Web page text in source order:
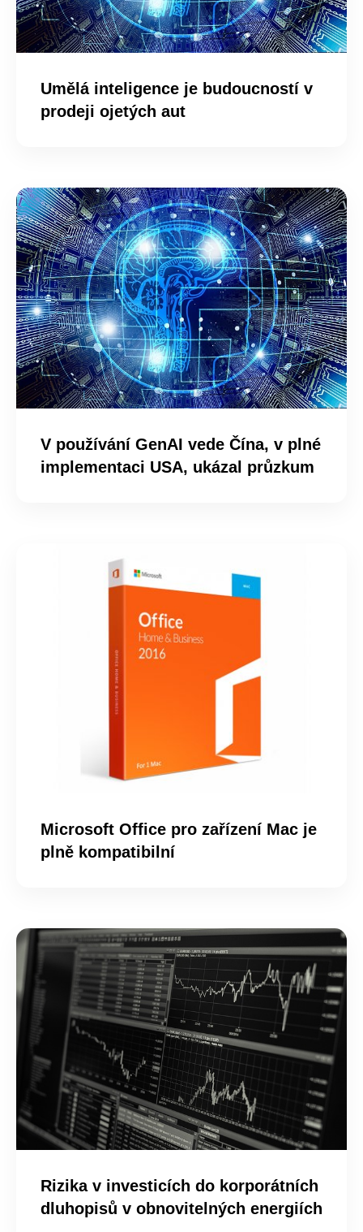
Umělá inteligence je budoucností v
prodeji ojetých aut
V používání GenAI vede Čína, v plné
implementaci USA, ukázal průzkum
Microsoft Office pro zařízení Mac je
plně kompatibilní
Rizika v investicích do korporátních
dluhopisů v obnovitelných energiích